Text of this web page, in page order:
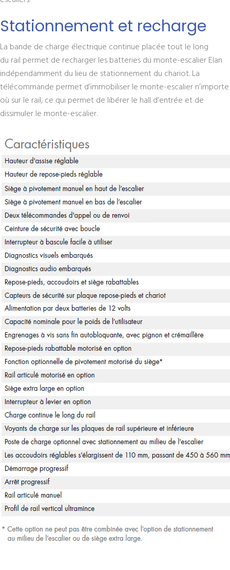
Stationnement et recharge
La bande de charge électrique continue placée tout le long
du rail permet de recharger les batteries du monte-escalier Elan
indépendamment du lieu de stationnement du chariot. La
télécommande permet d’immobiliser le monte-escalier n’importe
où sur le rail, ce qui permet de libérer le hall d’entrée et de
dissimuler le monte-escalier.